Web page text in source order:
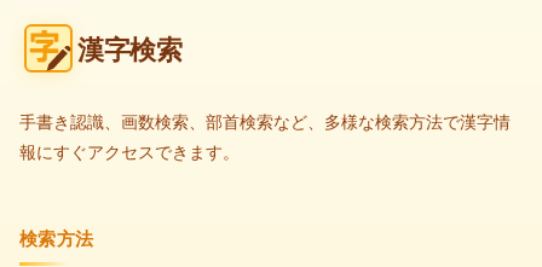
漢字検索
手書き認識、画数検索、部首検索など、多様な検索方法で漢字情
報にすぐアクセスできます。
検索方法